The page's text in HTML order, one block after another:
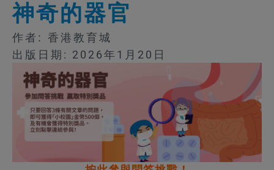
神奇的器官
作者: 香港教育城
出版日期: 2026年1月20日